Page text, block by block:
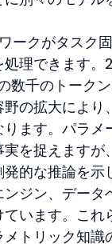
ークがタスク
理できます
千のトーク
の拡大により
ます。パラ
を捉えます
的な推論を示
ジン、デー
います。こ
トリック知